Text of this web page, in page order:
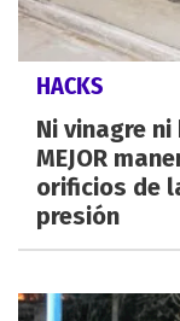
HACKS
Ni vinagre
MEJOR
orificios de
presión